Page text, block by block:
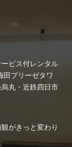
ビス付レンタル
田ブリーゼタワ
丸・近鉄四日市
がきっと変わり